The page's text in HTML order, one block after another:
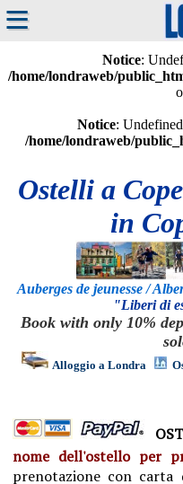
≡
Notice:
/home/londraweb/
Notice:
/home/londraweb/
Ostelli a
in
Auberges de jeunesse /
"Liberi di
Book with only 10%
Alloggio a Londra
nome dell'ostello per
prenotazione con